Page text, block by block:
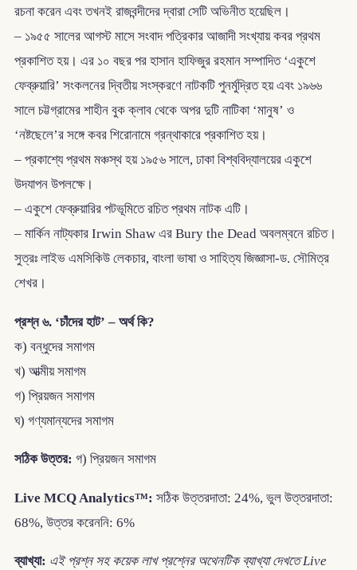
রচনা করেন এবং তখনই রাজবন্দীদের দ্বারা সেটি অভিনীত হয়েছিল।
– ১৯৫৫ সালের আগস্ট মাসে সংবাদ পত্রিকার আজাদী সংখ্যায় কবর প্রথম
প্রকাশিত হয়। এর ১০ বছর পর হাসান হাফিজুর রহমান সম্পাদিত ‘একুশে
ফেব্রুয়ারি’ সংকলনের দ্বিতীয় সংস্করণে নাটকটি পুনর্মুদ্রিত হয় এবং ১৯৬৬
সালে চট্টগ্রামের শাহীন বুক ক্লাব থেকে অপর দুটি নাটিকা ‘মানুষ’ ও
‘নষ্টছেলে’র সঙ্গে কবর শিরোনামে গ্রন্থাকারে প্রকাশিত হয়।
– প্রকাশ্যে প্রথম মঞ্চস্থ হয় ১৯৫৬ সালে, ঢাকা বিশ্ববিদ্যালয়ের একুশে
উদযাপন উপলক্ষে।
– একুশে ফেব্রুয়ারির পটভূমিতে রচিত প্রথম নাটক এটি।
– মার্কিন নাট্যকার Irwin Shaw এর Bury the Dead অবলম্বনে রচিত।
সুত্রঃ লাইভ এমসিকিউ লেকচার, বাংলা ভাষা ও সাহিত্য জিজ্ঞাসা-ড. সৌমিত্র
শেখর।
প্রশ্ন ৬. ‘চাঁদের হাট’ – অর্থ কি?
ক) বন্ধুদের সমাগম
খ) আত্মীয় সমাগম
গ) প্রিয়জন সমাগম
ঘ) গণ্যমান্যদের সমাগম
সঠিক উত্তর: গ) প্রিয়জন সমাগম
Live MCQ Analytics™: সঠিক উত্তরদাতা: 24%, ভুল উত্তরদাতা:
68%, উত্তর করেননি: 6%
ব্যাখ্যা: এই প্রশ্ন সহ কয়েক লাখ প্রশ্নের অথেনটিক ব্যাখ্যা দেখতে Live